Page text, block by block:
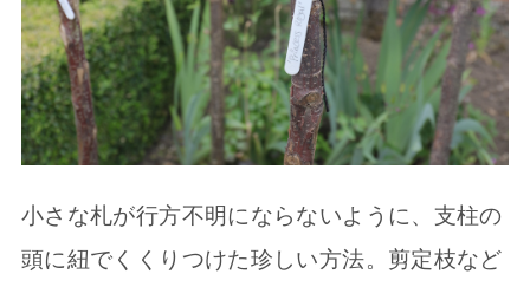
小さな札が行方不明にならないように、支柱の
頭に紐でくくりつけた珍しい方法。剪定枝など